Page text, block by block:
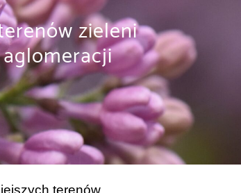
zieleni
terenów